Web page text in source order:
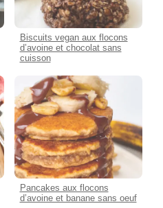
Biscuits vegan aux flocons
d’avoine et chocolat sans
cuisson
Pancakes aux flocons
d’avoine et banane sans oeuf